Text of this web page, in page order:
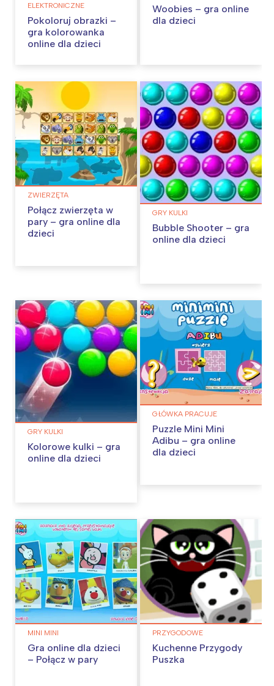
ELEKTRONICZNE
Pokoloruj obrazki –
gra kolorowanka
online dla dzieci
Woobies – gra online
dla dzieci
ZWIERZĘTA
Połącz zwierzęta w
pary – gra online dla
dzieci
GRY KULKI
Bubble Shooter – gra
online dla dzieci
GRY KULKI
Kolorowe kulki – gra
online dla dzieci
GŁÓWKA PRACUJE
Puzzle Mini Mini
Adibu – gra online
dla dzieci
MINI MINI
Gra online dla dzieci
– Połącz w pary
PRZYGODOWE
Kuchenne Przygody
Puszka